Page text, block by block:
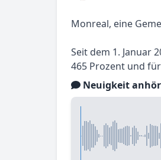
Monreal, eine
Seit dem 1. Januar
465 Prozent und
Neuigkeit